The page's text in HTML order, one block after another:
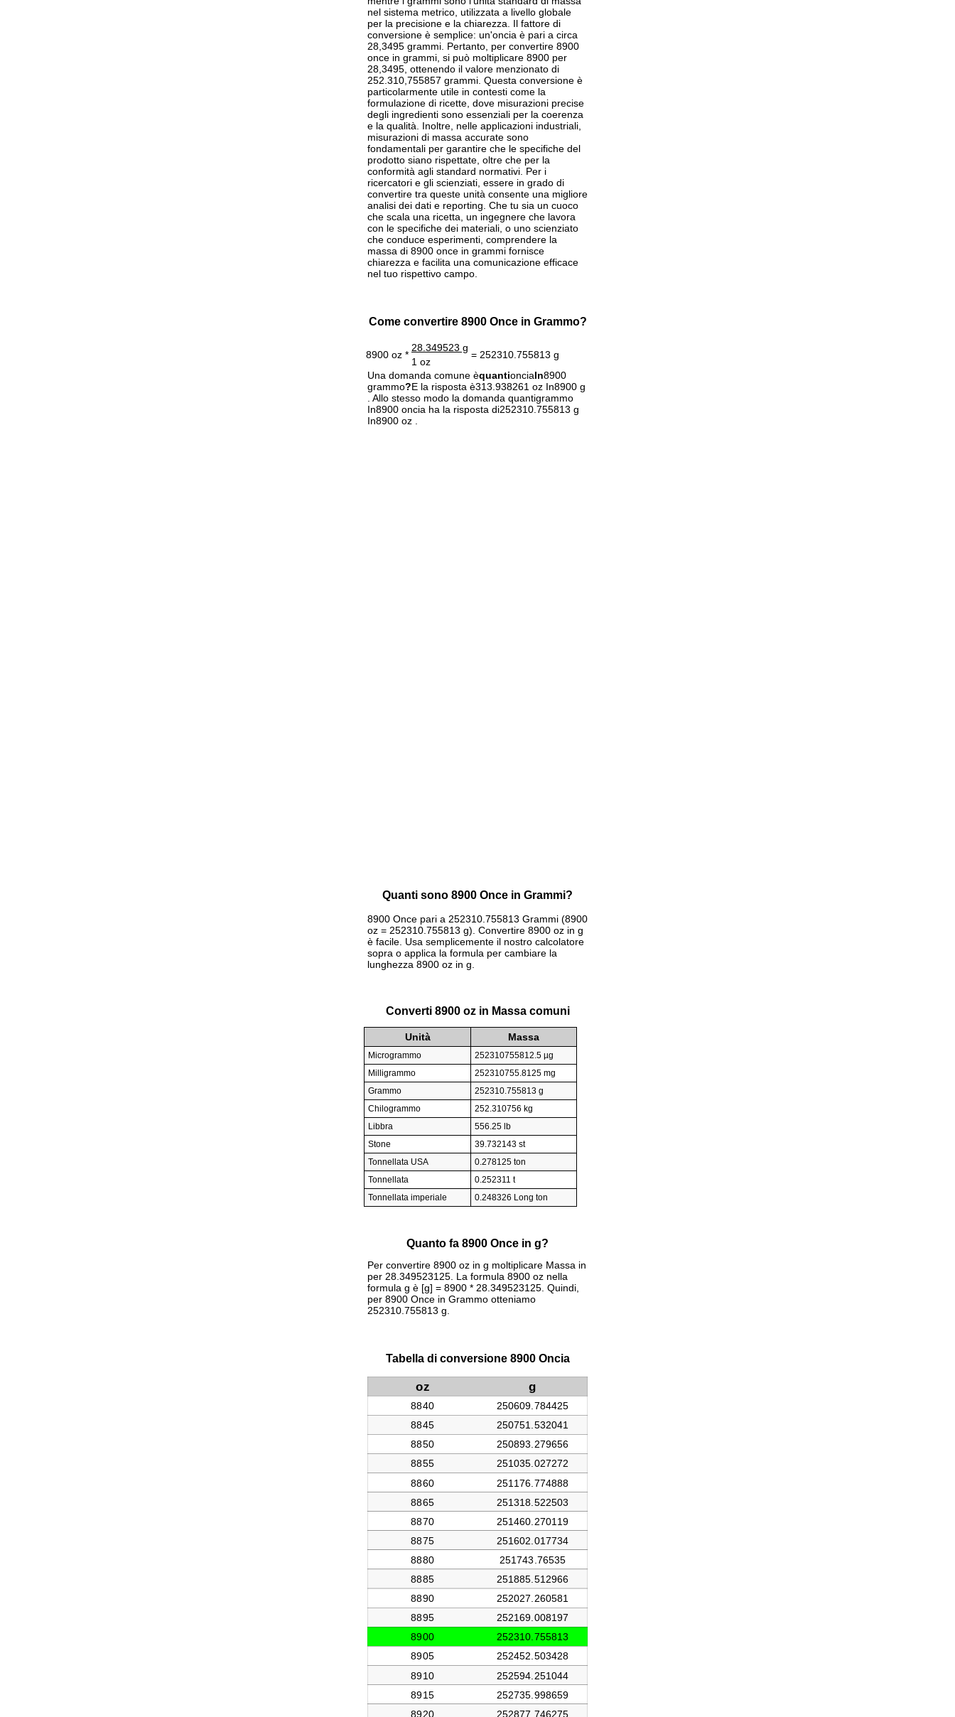
nel sistema metrico, utilizzata a livello globale
per la precisione e la chiarezza. Il fattore di
conversione è semplice: un'oncia è pari a circa
28,3495 grammi. Pertanto, per convertire 8900
once in grammi, si può moltiplicare 8900 per
28,3495, ottenendo il valore menzionato di
252.310,755857 grammi. Questa conversione è
particolarmente utile in contesti come la
formulazione di ricette, dove misurazioni precise
degli ingredienti sono essenziali per la coerenza
e la qualità. Inoltre, nelle applicazioni industriali,
misurazioni di massa accurate sono
fondamentali per garantire che le specifiche del
prodotto siano rispettate, oltre che per la
conformità agli standard normativi. Per i
ricercatori e gli scienziati, essere in grado di
convertire tra queste unità consente una migliore
analisi dei dati e reporting. Che tu sia un cuoco
che scala una ricetta, un ingegnere che lavora
con le specifiche dei materiali, o uno scienziato
che conduce esperimenti, comprendere la
massa di 8900 once in grammi fornisce
chiarezza e facilita una comunicazione efficace
nel tuo rispettivo campo.
Come convertire 8900 Once in Grammo?
8900 oz *
28.349523 g
= 252310.755813 g
1 oz
Una domanda comune èquantionciaIn8900
grammo?E la risposta è313.938261 oz In8900 g
. Allo stesso modo la domanda quantigrammo
In8900 oncia ha la risposta di252310.755813 g
In8900 oz .
Quanti sono 8900 Once in Grammi?
8900 Once pari a 252310.755813 Grammi (8900
oz = 252310.755813 g). Convertire 8900 oz in g
è facile. Usa semplicemente il nostro calcolatore
sopra o applica la formula per cambiare la
lunghezza 8900 oz in g.
Converti 8900 oz in Massa comuni
Unità Massa
Microgrammo
252310755812.5 µg
Milligrammo
252310755.8125 mg
Grammo
252310.755813 g
Chilogrammo
252.310756 kg
Libbra
556.25 lb
Stone
39.732143 st
Tonnellata USA
0.278125 ton
Tonnellata
0.252311 t
Tonnellata imperiale
0.248326 Long ton
Quanto fa 8900 Once in g?
Per convertire 8900 oz in g moltiplicare Massa in
per 28.349523125. La formula 8900 oz nella
formula g è [g] = 8900 * 28.349523125. Quindi,
per 8900 Once in Grammo otteniamo
252310.755813 g.
Tabella di conversione 8900 Oncia